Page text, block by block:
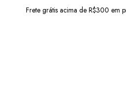
Frete grátis acima de R$300 em